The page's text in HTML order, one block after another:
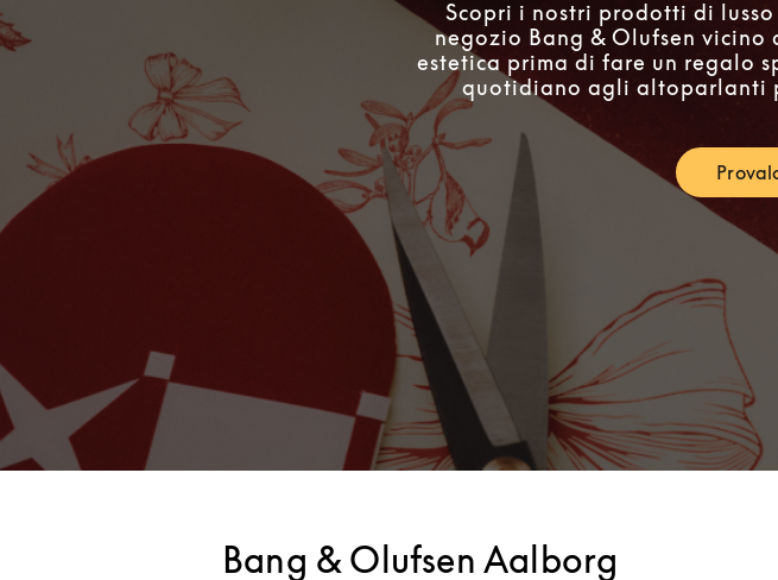
Scopri i nostri prodotti di
negozio Bang & Olufsen
estetica prima di fare un regalo
quotidiano agli altoparlanti
Bang & Olufsen Aalborg